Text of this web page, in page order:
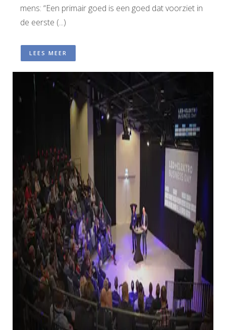
mens: “Een primair goed is een goed dat voorziet in
de eerste (...)
LEES MEER